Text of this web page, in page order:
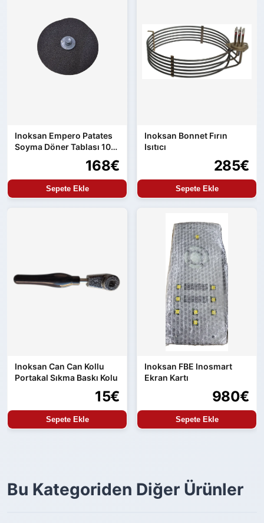
Inoksan Empero Patates
Soyma Döner Tablası 10
kg Makine Uyumlu168€
Sepete Ekle
Inoksan Bonnet Fırın
Isıtıcı
285€
Sepete Ekle
Inoksan Can Can Kollu
Portakal Sıkma Baskı Kolu
15€
Sepete Ekle
Inoksan FBE Inosmart
Ekran Kartı
980€
Sepete Ekle
Bu Kategoriden Diğer Ürünler